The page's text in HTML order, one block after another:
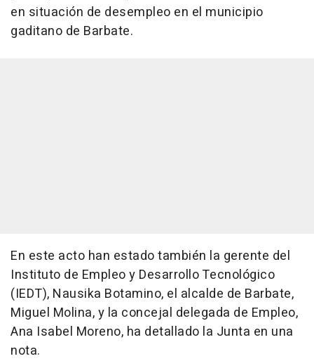
en situación de desempleo en el municipio
gaditano de Barbate.
En este acto han estado también la gerente del
Instituto de Empleo y Desarrollo Tecnológico
(IEDT), Nausika Botamino, el alcalde de Barbate,
Miguel Molina, y la concejal delegada de Empleo,
Ana Isabel Moreno, ha detallado la Junta en una
nota.